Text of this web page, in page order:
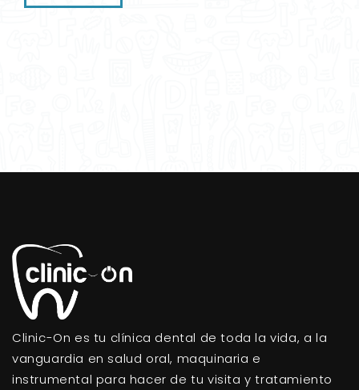
Clinic-On es tu clínica dental de toda la vida, a la
vanguardia en salud oral, maquinaria e
instrumental para hacer de tu visita y tratamiento